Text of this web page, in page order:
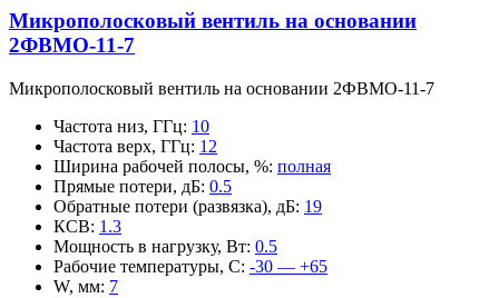
Микрополосковый вентиль на основании
2ФВМO-11-7
Микрополосковый вентиль на основании 2ФВМO-11-7
Частота низ, ГГц: 10
Частота верх, ГГц: 12
Ширина рабочей полосы, %: полная
Прямые потери, дБ: 0.5
Обратные потери (развязка), дБ: 19
КСВ: 1.3
Мощность в нагрузку, Вт: 0.5
Рабочие температуры, С: -30 — +65
W, мм: 7